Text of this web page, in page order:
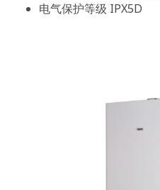
电气保护等级 IPX5D